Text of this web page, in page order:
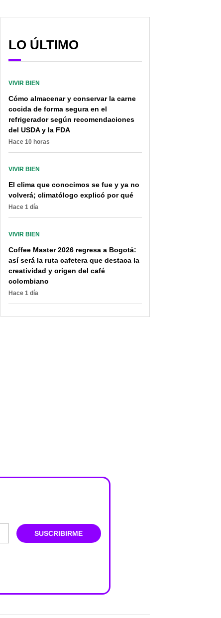
cucaracha dentro de
está inflado (en precio) y
LO ÚLTIMO
VIVIR BIEN
Cómo almacenar y conservar la carne
cocida de forma segura en el
refrigerador según recomendaciones
del USDA y la FDA
Hace 10 horas
VIVIR BIEN
El clima que conocimos se fue y ya no
volverá; climatólogo explicó por qué
Hace 1 día
VIVIR BIEN
Coffee Master 2026 regresa a Bogotá:
así será la ruta cafetera que destaca la
creatividad y origen del café
colombiano
Hace 1 día
SUSCRIBIRME